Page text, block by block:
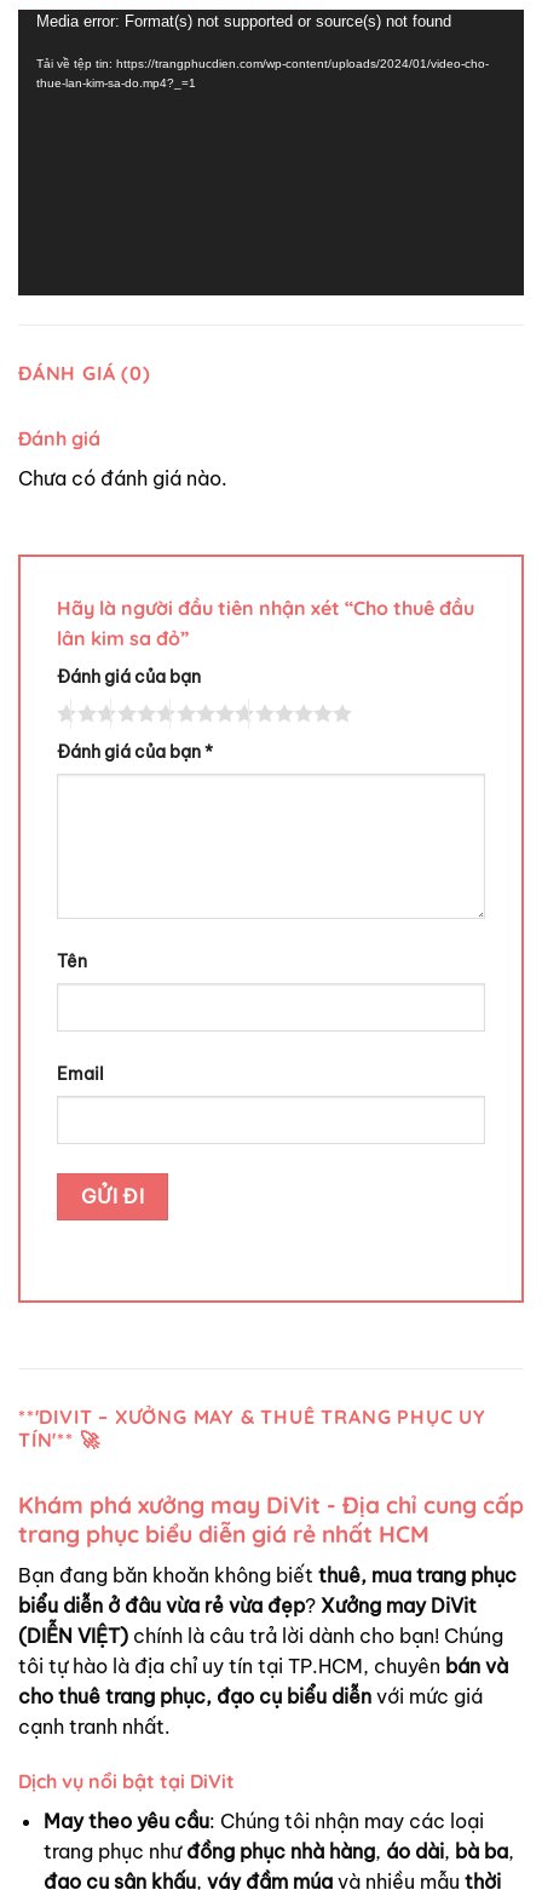
Trình
chơi
Video
Media error: Format(s) not supported or source(s) not found
Tải về tệp tin: https://trangphucdien.com/wp-content/uploads/2024/01/video-cho-
thue-lan-kim-sa-do.mp4?_=1
ĐÁNH GIÁ (0)
Đánh giá
Chưa có đánh giá nào.
Hãy là người đầu tiên nhận xét “Cho thuê đầu
lân kim sa đỏ”
Đánh giá của bạn
Đánh giá của bạn*
Tên
Email
**'DIVIT – XƯỞNG MAY & THUÊ TRANG PHỤC UY
TÍN'** 🚀
Khám phá xưởng may DiVit - Địa chỉ cung cấp
trang phục biểu diễn giá rẻ nhất HCM
Bạn đang băn khoăn không biết thuê, mua trang phục
biểu diễn ở đâu vừa rẻ vừa đẹp? Xưởng may DiVit
(DIỄN VIỆT) chính là câu trả lời dành cho bạn! Chúng
tôi tự hào là địa chỉ uy tín tại TP.HCM, chuyên bán và
cho thuê trang phục, đạo cụ biểu diễn với mức giá
cạnh tranh nhất.
Dịch vụ nổi bật tại DiVit
May theo yêu cầu: Chúng tôi nhận may các loại
trang phục như đồng phục nhà hàng, áo dài, bà ba,
đạo cụ sân khấu, váy đầm múavà nhiều mẫu thời